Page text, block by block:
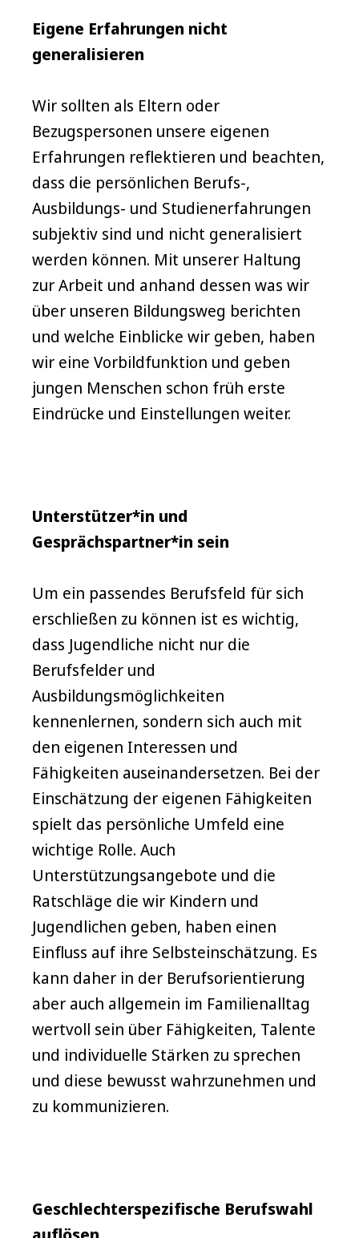
Eigene Erfahrungen nicht
generalisieren
Wir sollten als Eltern oder
Bezugspersonen unsere eigenen
Erfahrungen reflektieren und beachten,
dass die persönlichen Berufs-,
Ausbildungs- und Studienerfahrungen
subjektiv sind und nicht generalisiert
werden können. Mit unserer Haltung
zur Arbeit und anhand dessen was wir
über unseren Bildungsweg berichten
und welche Einblicke wir geben, haben
wir eine Vorbildfunktion und geben
jungen Menschen schon früh erste
Eindrücke und Einstellungen weiter.
Unterstützer*in und
Gesprächspartner*in sein
Um ein passendes Berufsfeld für sich
erschließen zu können ist es wichtig,
dass Jugendliche nicht nur die
Berufsfelder und
Ausbildungsmöglichkeiten
kennenlernen, sondern sich auch mit
den eigenen Interessen und
Fähigkeiten auseinandersetzen. Bei der
Einschätzung der eigenen Fähigkeiten
spielt das persönliche Umfeld eine
wichtige Rolle. Auch
Unterstützungsangebote und die
Ratschläge die wir Kindern und
Jugendlichen geben, haben einen
Einfluss auf ihre Selbsteinschätzung. Es
kann daher in der Berufsorientierung
aber auch allgemein im Familienalltag
wertvoll sein über Fähigkeiten, Talente
und individuelle Stärken zu sprechen
und diese bewusst wahrzunehmen und
zu kommunizieren.
Geschlechterspezifische Berufswahl